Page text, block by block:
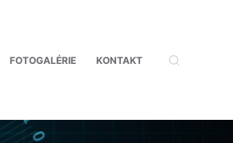
FOTOGALÉRIE KONTAKT